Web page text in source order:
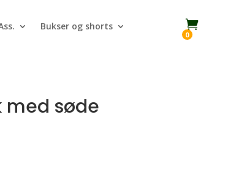
Bukser og shorts 
0
med søde